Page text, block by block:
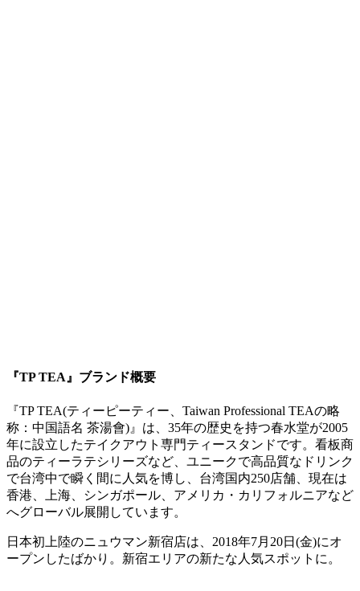
『TP TEA』ブランド概要
『TP TEA(ティーピーティー、Taiwan Professional TEAの略
称：中国語名 茶湯會)』は、35年の歴史を持つ春水堂が2005
年に設立したテイクアウト専門ティースタンドです。看板商
品のティーラテシリーズなど、ユニークで高品質なドリンク
で台湾中で瞬く間に人気を博し、台湾国内250店舗、現在は
香港、上海、シンガポール、アメリカ・カリフォルニアなど
へグローバル展開しています。
日本初上陸のニュウマン新宿店は、2018年7月20日(金)にオ
ープンしたばかり。新宿エリアの新たな人気スポットに。